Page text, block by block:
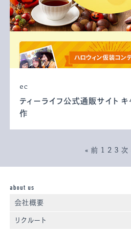
ec
ティーライフ公式通販サイト キ
作
« 前 1 2 3 次
about us
会社概要
リクルート